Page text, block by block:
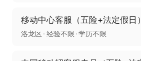
移动中心客服（五险+法定假日）
洛龙区 经验不限 学历不限